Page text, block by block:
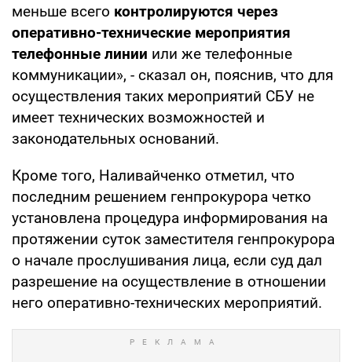
меньше всего контролируются через
оперативно-технические мероприятия
телефонные линии или же телефонные
коммуникации», - сказал он, пояснив, что для
осуществления таких мероприятий СБУ не
имеет технических возможностей и
законодательных оснований.
Кроме того, Наливайченко отметил, что
последним решением генпрокурора четко
установлена процедура информирования на
протяжении суток заместителя генпрокурора
о начале прослушивания лица, если суд дал
разрешение на осуществление в отношении
него оперативно-технических мероприятий.